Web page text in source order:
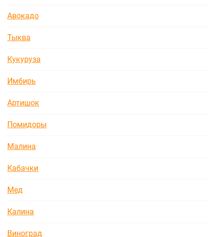
Авокадо
Тыква
Кукуруза
Имбирь
Артишок
Помидоры
Малина
Кабачки
Мед
Калина
Виноград